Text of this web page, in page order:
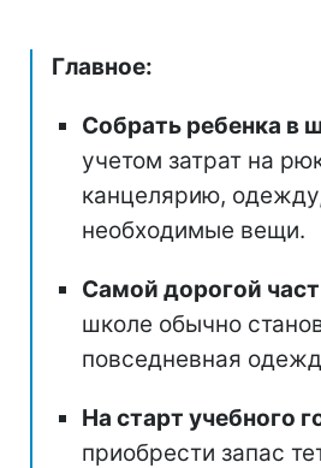
Главное:
Собрать ребенка в
учетом затрат на
канцелярию,
необходимые вещи.
Самой дорогой
школе обычно
повседневная
На старт учебного
приобрести запас